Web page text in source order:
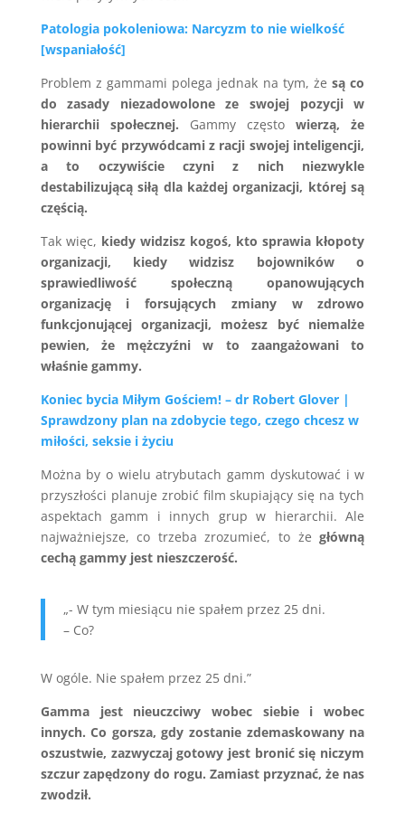
Patologia pokoleniowa: Narcyzm to nie wielkość
[wspaniałość]
Problem z gammami polega jednak na tym, żesą co
do zasady niezadowolone ze swojej pozycji w
hierarchii społecznej. Gammy częstowierzą, że
powinni być przywódcami z racji swojej inteligencji,
a to oczywiście czyni z nich niezwykle
destabilizującą siłą dla każdej organizacji, której są
częścią.
Tak więc, kiedy widzisz kogoś, kto sprawia kłopoty
organizacji, kiedy widzisz bojowników o
sprawiedliwość społeczną opanowujących
organizację i forsujących zmiany w zdrowo
funkcjonującej organizacji, możesz być niemalże
pewien, że mężczyźni w to zaangażowani to
właśnie gammy.
Koniec bycia Miłym Gościem! – dr Robert Glover |
Sprawdzony plan na zdobycie tego, czego chcesz w
miłości, seksie i życiu
Można by o wielu atrybutach gamm dyskutować i w
przyszłości planuje zrobić film skupiający się na tych
aspektach gamm i innych grup w hierarchii. Ale
najważniejsze, co trzeba zrozumieć, to żegłówną
cechą gammy jest nieszczerość.
„- W tym miesiącu nie spałem przez 25 dni.
– Co?
W ogóle. Nie spałem przez 25 dni.”
Gamma jest nieuczciwy wobec siebie i wobec
innych. Co gorsza, gdy zostanie zdemaskowany na
oszustwie, zazwyczaj gotowy jest bronić się niczym
szczur zapędzony do rogu. Zamiast przyznać, że nas
zwodził.